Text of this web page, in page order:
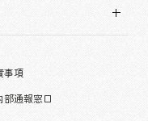
事項
部通報窓口